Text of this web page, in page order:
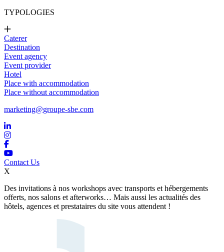
TYPOLOGIES
Caterer
Destination
Event agency
Event provider
Hotel
Place with accommodation
Place without accommodation
marketing@groupe-sbe.com
Contact Us
X
Des invitations à nos workshops avec transports et hébergements
offerts, nos salons et afterworks… Mais aussi les actualités des
hôtels, agences et prestataires du site vous attendent !